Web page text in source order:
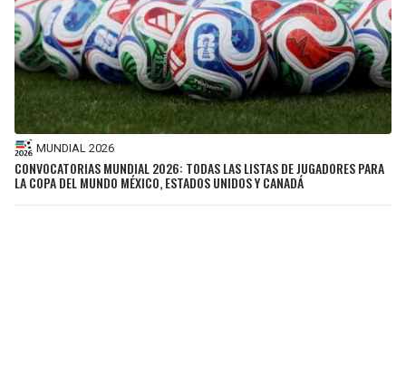
MUNDIAL 2026
CONVOCATORIAS MUNDIAL 2026: TODAS LAS LISTAS DE JUGADORES PARA
LA COPA DEL MUNDO MÉXICO, ESTADOS UNIDOS Y CANADÁ